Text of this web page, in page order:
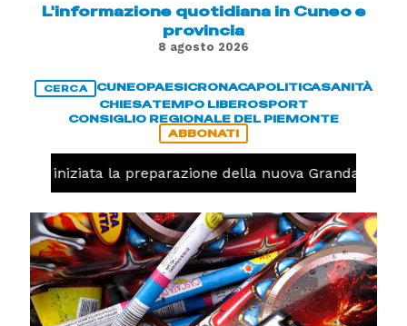
L'informazione quotidiana in Cuneo e
provincia
8 agosto 2026
CERCA CUNEOPAESICRONACAPOLITICASANITÀ
CHIESATEMPO LIBEROSPORT
CONSIGLIO REGIONALE DEL PIEMONTE
ABBONATI
iniziata la preparazione della nuova Granda Volley